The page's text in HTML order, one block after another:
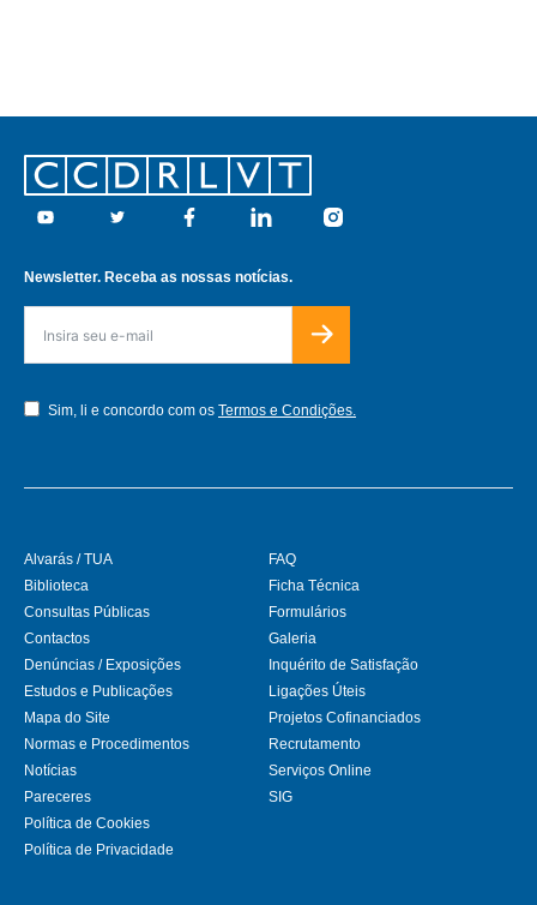
Footer
Youtube Twitter Facebook Linkedin Instagram
Newsletter. Receba as nossas notícias.
Sim, li e concordo com os Termos e Condições.
Alvarás / TUA
Biblioteca
Consultas Públicas
Contactos
Denúncias / Exposições
Estudos e Publicações
FAQ
Ficha Técnica
Formulários
Galeria
Inquérito de Satisfação
Ligações Úteis
Mapa do Site
Normas e Procedimentos
Notícias
Pareceres
Política de Cookies
Política de Privacidade
Projetos Cofinanciados
Recrutamento
Serviços Online
SIG